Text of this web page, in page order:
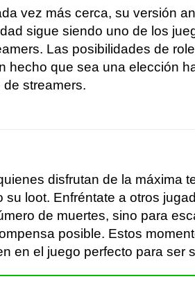
vez más cerca, su versión
sigue siendo uno de los
Las posibilidades de
hecho que sea una elección
de streamers.
disfrutan de la máxima
su loot. Enfréntate a otros
de muertes, sino para
posible. Estos
en el juego perfecto para ser